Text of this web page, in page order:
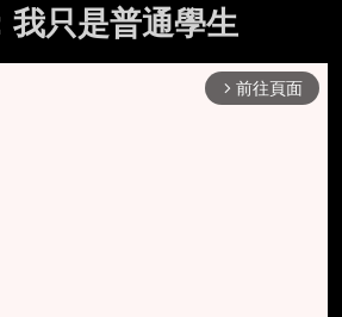
我只是普通學生
arrow_forward_ios 前往頁面